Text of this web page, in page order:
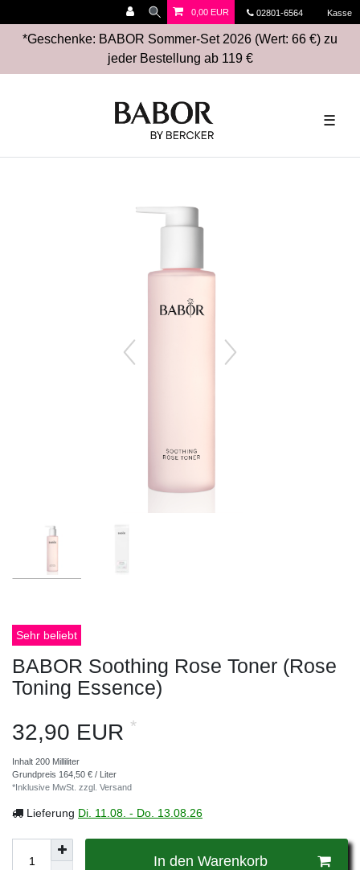
02801-6564 Kasse
0,00 EUR
*Geschenke: BABOR Sommer-Set 2026 (Wert: 66 €) zu
jeder Bestellung ab 119 €
☰
Sehr beliebt
BABOR Soothing Rose Toner (Rose
Toning Essence)
32,90 EUR *
Inhalt 200 Milliliter
Grundpreis 164,50 € / Liter
*Inklusive MwSt. zzgl. Versand
Lieferung Di. 11.08. - Do. 13.08.26
In den Warenkorb